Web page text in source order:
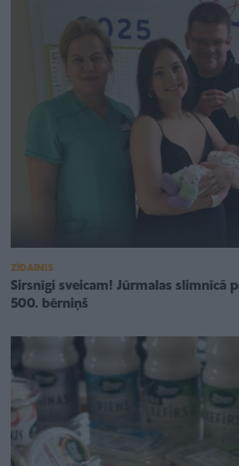
ZĪDAINIS
Sirsnīgi sveicam! Jūrmalas slimnīcā
500. bērniņš